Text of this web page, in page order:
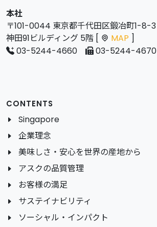
本社
〒101-0044 東京都千代田区鍛冶町1-8-3
神田91ビルディング 5階 [
MAP ]
03-5244-4660
03-5244-4670
CONTENTS
Singapore
企業理念
美味しさ・安心を世界の産地から
アスクの品質管理
お客様の満足
サステイナビリティ
ソーシャル・インパクト